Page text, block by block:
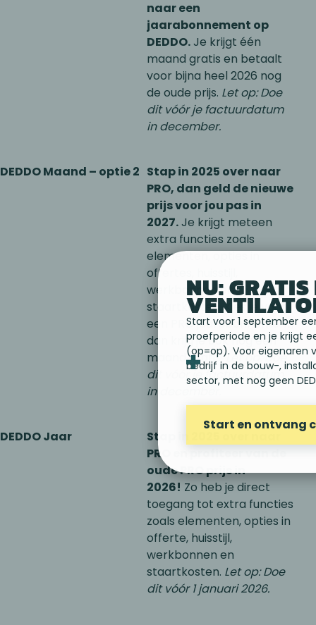
naar een
jaarabonnement op
DEDDO.Je krijgt één
maand gratis en betaalt
voor bijna heel 2026 nog
de oude prijs. Let op: Doe
dit vóór je factuurdatum
in december.
DEDDO Maand – optie 2 Stap in 2025 over naar
PRO, dan geld de nieuwe
prijs voor jou pas in
2027.Je krijgt meteen
extra functies zoals
elementen, opties in
offertes, huisstijl,
werkbonnen en
staartkosten. Kies je voor
een PRO jaarabonnement,
dan krijg je ook nog één
maand gratis.Let op: Doe
dit vóór je factuurdatum
in december.
DEDDO Jaar
Stap in 2025 over naar
PRO en profiteer van de
oude PRO prijs in
2026! Zo heb je direct
toegang tot extra functies
zoals elementen, opties in
offerte, huisstijl,
werkbonnen en
staartkosten. Let op: Doe
dit vóór 1 januari 2026.
NU:
Start voor 1 september
proefperiode en je krijgt
(op=op). Voor eigenaren
bedrijf in de bouw-,
sector, met nog geen
Start en ontvang